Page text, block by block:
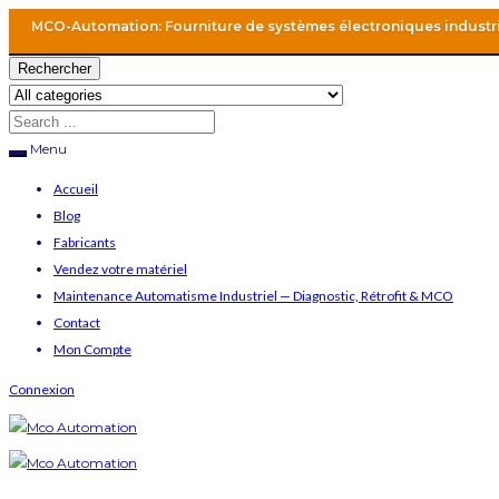
MCO-Automation: Fourniture de systèmes électroniques
Rechercher
Menu
Accueil
Blog
Fabricants
Vendez votre matériel
Maintenance Automatisme Industriel — Diagnostic, Rétrofit & MCO
Contact
Mon Compte
Connexion